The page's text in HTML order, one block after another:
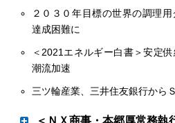
中間報告基にＣＮ対応へ
全国ＬＰガス協会は９日、東京
の対面方式のなか、前身の日本
16代目、全Ｌ協としては４代目
会長（大分県ＬＰガス協会長）
化するため、カーボンニュート
研究開発に着手
からＬＰガス
ＥＮＥＯＳグローブ（本社・東
大学（富山県、齋藤滋学長）、
２０３０年目標の世界の調理
達成困難に
＜2021エネルギー白書＞安定
潮流加速
三ツ輪産業、三井住友銀行から
＜ＮＸ商事・本郷厚常務執